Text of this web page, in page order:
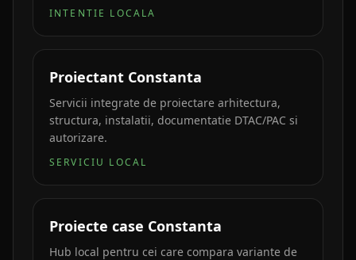
INTENTIE LOCALA
Proiectant Constanta
Servicii integrate de proiectare arhitectura,
structura, instalatii, documentatie DTAC/PAC si
autorizare.
SERVICIU LOCAL
Proiecte case Constanta
Hub local pentru cei care compara variante de